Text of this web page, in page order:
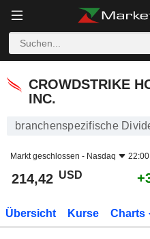
CROWDSTRIKE
INC.
branchenspezifische
Markt geschlossen - Nasdaq
214,42 USD
Übersicht Kurse Charts